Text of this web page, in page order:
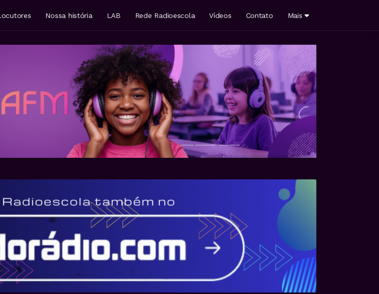
Nossa história LAB Rede Radioescola Vídeos Contato Mais